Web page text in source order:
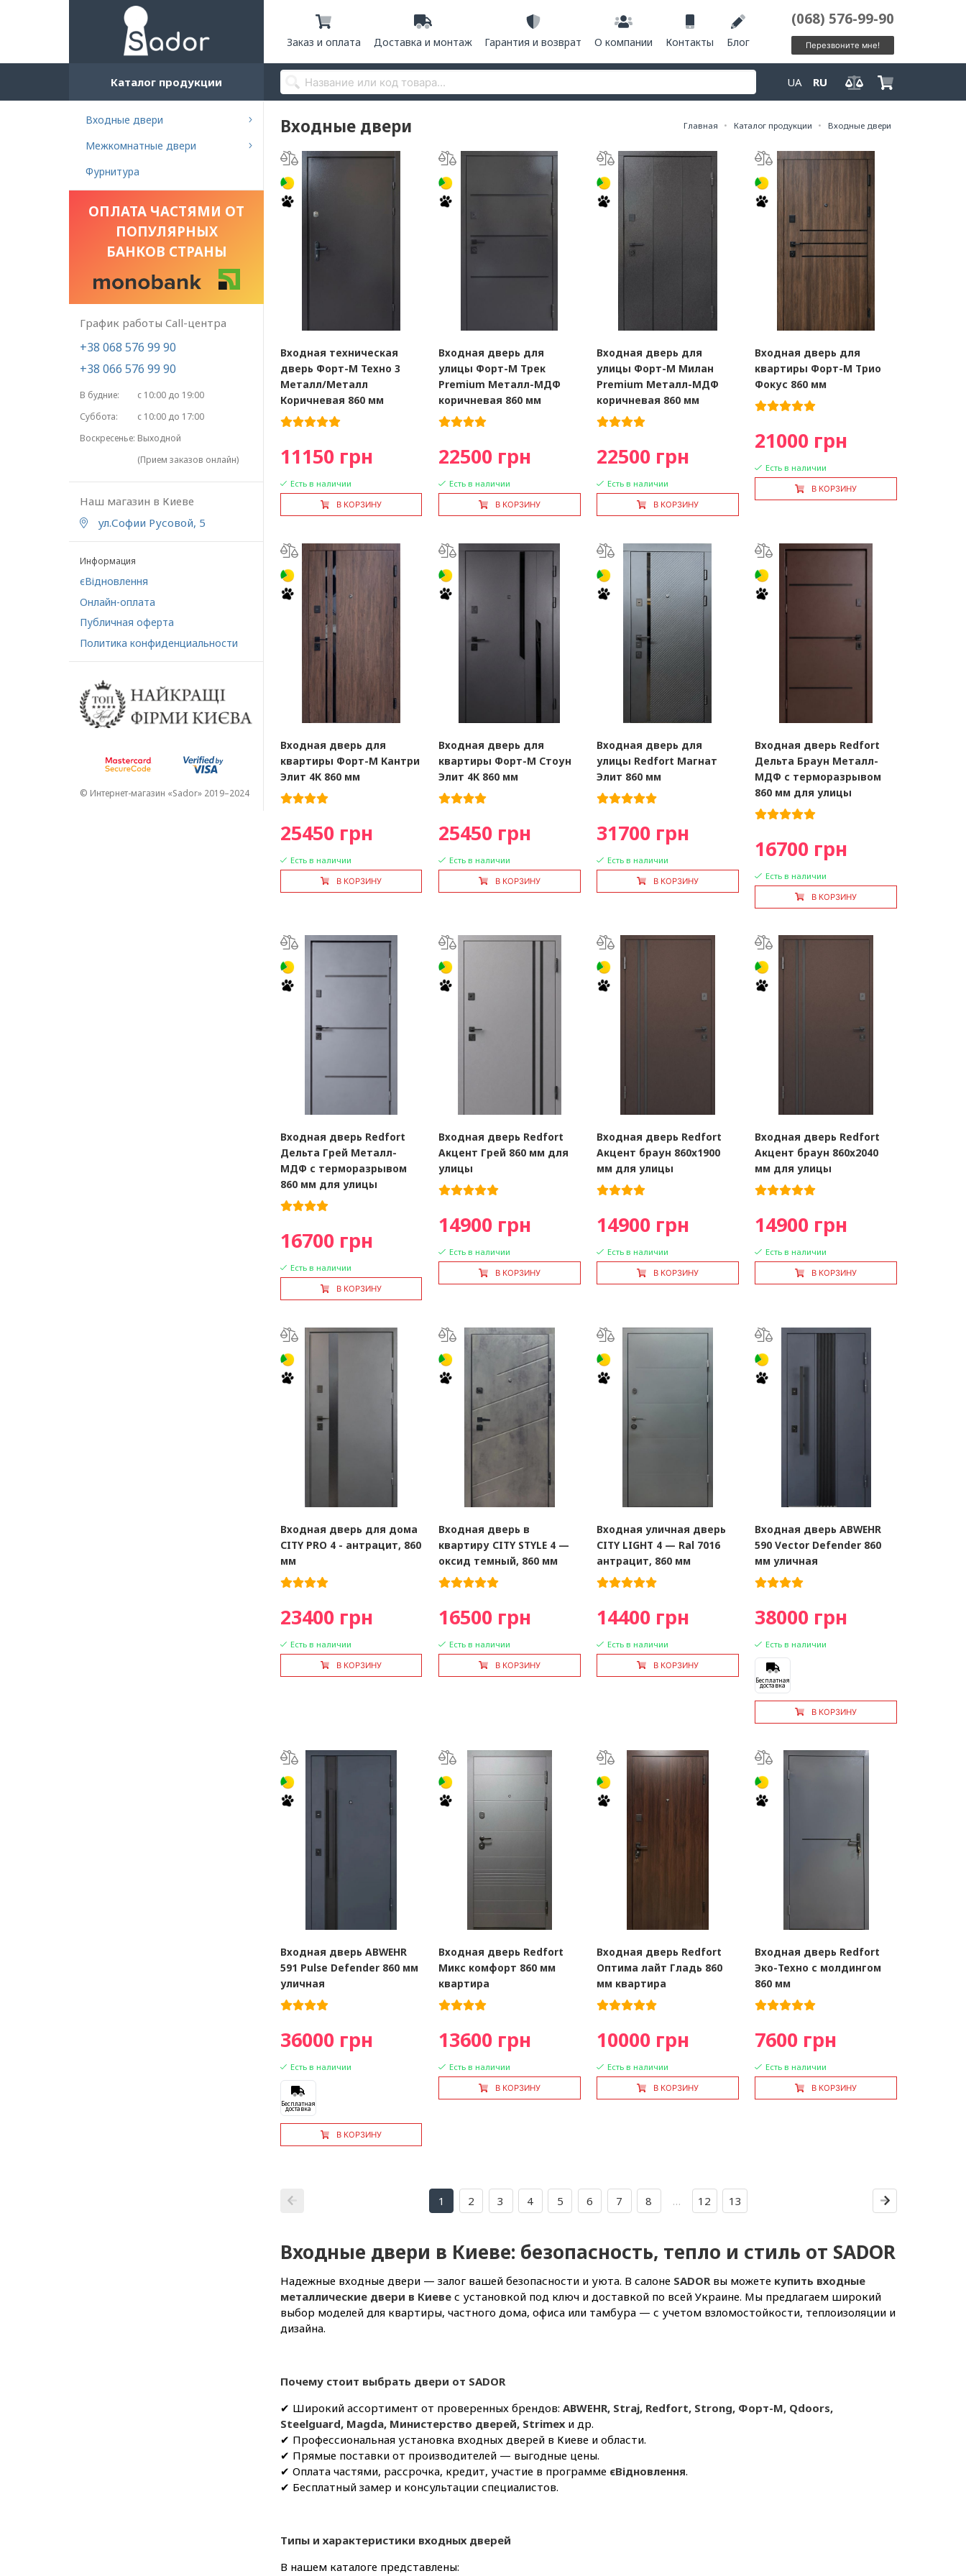
Заказ и оплата Доставка и монтаж Гарантия и возврат О компании Контакты Блог
(068) 576-99-90
Перезвоните мне!
Каталог продукции UA RU
Входные двери
Межкомнатные двери
Фурнитура
ОПЛАТА ЧАСТЯМИ ОТ
ПОПУЛЯРНЫХ
БАНКОВ СТРАНЫ
График работы Call-центра
+38 068 576 99 90
+38 066 576 99 90
В будние:
Суббота:
Воскресенье:
с 10:00 до 19:00
с 10:00 до 17:00
Выходной
(Прием заказов онлайн)
Наш магазин в Киеве
ул.Софии Русовой, 5
Информация
єВідновлення
Онлайн-оплата
Публичная оферта
Политика конфиденциальности
© Интернет-магазин «Sador» 2019–2024
Входные двери Главная Каталог продукции Входные двери
Входная техническая
дверь Форт-М Техно 3
Металл/Металл
Коричневая 860 мм
11150 грн
Есть в наличии
В КОРЗИНУ
Входная дверь для
улицы Форт-М Трек
Premium Металл-МДФ
коричневая 860 мм
22500 грн
Есть в наличии
В КОРЗИНУ
Входная дверь для
улицы Форт-М Милан
Premium Металл-МДФ
коричневая 860 мм
22500 грн
Есть в наличии
В КОРЗИНУ
Входная дверь для
квартиры Форт-М Трио
Фокус 860 мм
21000 грн
Есть в наличии
В КОРЗИНУ
Входная дверь для
квартиры Форт-М Кантри
Элит 4К 860 мм
25450 грн
Есть в наличии
В КОРЗИНУ
Входная дверь для
квартиры Форт-М Стоун
Элит 4К 860 мм
25450 грн
Есть в наличии
В КОРЗИНУ
Входная дверь для
улицы Redfort Магнат
Элит 860 мм
31700 грн
Есть в наличии
В КОРЗИНУ
Входная дверь Redfort
Дельта Браун Металл-
МДФ с терморазрывом
860 мм для улицы
16700 грн
Есть в наличии
В КОРЗИНУ
Входная дверь Redfort
Дельта Грей Металл-
МДФ с терморазрывом
860 мм для улицы
16700 грн
Есть в наличии
В КОРЗИНУ
Входная дверь Redfort
Акцент Грей 860 мм для
улицы
14900 грн
Есть в наличии
В КОРЗИНУ
Входная дверь Redfort
Акцент браун 860x1900
мм для улицы
14900 грн
Есть в наличии
В КОРЗИНУ
Входная дверь Redfort
Акцент браун 860x2040
мм для улицы
14900 грн
Есть в наличии
В КОРЗИНУ
Входная дверь для дома
CITY PRO 4 - антрацит, 860
мм
23400 грн
Есть в наличии
В КОРЗИНУ
Входная дверь в
квартиру CITY STYLE 4 —
оксид темный, 860 мм
16500 грн
Есть в наличии
В КОРЗИНУ
Входная уличная дверь
CITY LIGHT 4 — Ral 7016
антрацит, 860 мм
14400 грн
Есть в наличии
В КОРЗИНУ
Входная дверь ABWEHR
590 Vector Defender 860
мм уличная
38000 грн
Есть в наличии
Бесплатная
доставка
В КОРЗИНУ
Входная дверь ABWEHR
591 Pulse Defender 860 мм
уличная
36000 грн
Есть в наличии
Бесплатная
доставка
В КОРЗИНУ
Входная дверь Redfort
Микс комфорт 860 мм
квартира
13600 грн
Есть в наличии
В КОРЗИНУ
Входная дверь Redfort
Оптима лайт Гладь 860
мм квартира
10000 грн
Есть в наличии
В КОРЗИНУ
Входная дверь Redfort
Эко-Техно с молдингом
860 мм
7600 грн
Есть в наличии
В КОРЗИНУ
1 2 3 4 5 6 7 8 … 12 13
Входные двери в Киеве: безопасность, тепло и стиль от SADOR
Надежные входные двери — залог вашей безопасности и уюта. В салоне SADORвы можете купить входные
металлические двери в Киевес установкой под ключ и доставкой по всей Украине. Мы предлагаем широкий
выбор моделей для квартиры, частного дома, офиса или тамбура — с учетом взломостойкости, теплоизоляции и
дизайна.
Почему стоит выбрать двери от SADOR
✔ Широкий ассортимент от проверенных брендов: ABWEHR, Straj, Redfort, Strong, Форт-М, Qdoors,
Steelguard, Magda, Министерство дверей, Strimeхи др.
✔ Профессиональная установка входных дверей в Киеве и области.
✔ Прямые поставки от производителей — выгодные цены.
✔ Оплата частями, рассрочка, кредит, участие в программе єВідновлення.
✔ Бесплатный замер и консультации специалистов.
Типы и характеристики входных дверей
В нашем каталоге представлены: